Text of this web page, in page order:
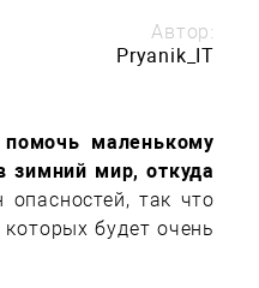
Автор:
Pryanik_IT
маленькому
зимний мир, откуда
так что
будет очень